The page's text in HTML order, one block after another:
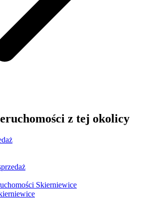
z tej okolicy
Skierniewice